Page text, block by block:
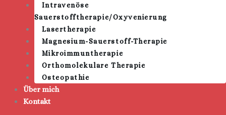
Intravenöse
Sauerstofftherapie/Oxyvenierung
Lasertherapie
Magnesium-Sauerstoff-Therapie
Mikroimmuntherapie
Orthomolekulare Therapie
Osteopathie
Über mich
Kontakt